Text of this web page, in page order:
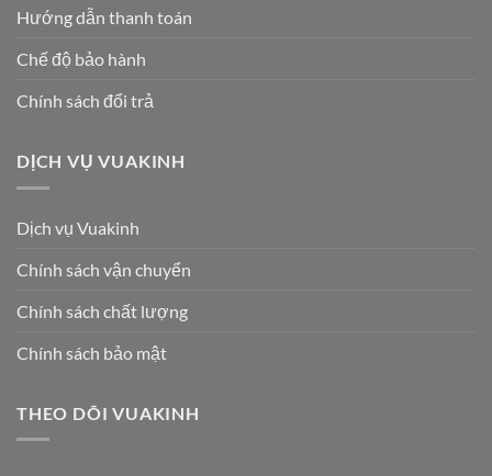
Hướng dẫn thanh toán
Chế độ bảo hành
Chính sách đổi trả
DỊCH VỤ VUAKINH
Dịch vụ Vuakinh
Chính sách vận chuyển
Chính sách chất lượng
Chính sách bảo mật
THEO DÕI VUAKINH